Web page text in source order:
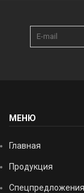
МЕНЮ
Главная
Продукция
Спецпредложения